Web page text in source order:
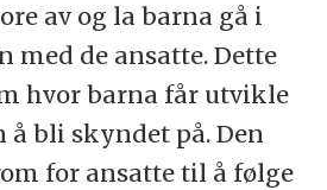
av og la barna gå i
med de ansatte. Dette
hvor barna får utvikle
å bli skyndet på. Den
for ansatte til å følge